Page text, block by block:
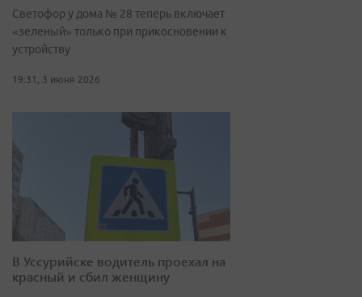
Светофор у дома № 28 теперь включает
«зеленый» только при прикосновении к
устройству
19:31, 3 июня 2026
В Уссурийске водитель проехал на
красный и сбил женщину